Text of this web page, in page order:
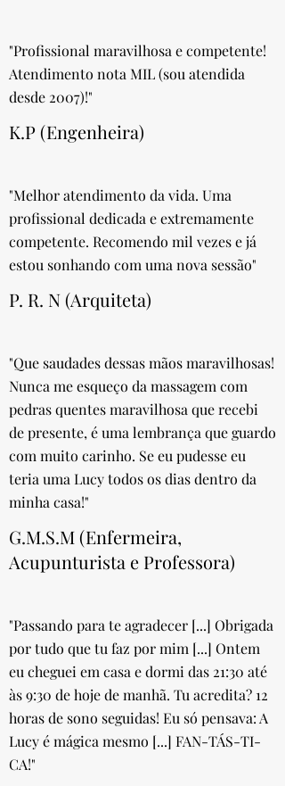
"Profissional maravilhosa e competente!
Atendimento nota MIL (sou atendida
desde 2007)!"
K.P (Engenheira)
"Melhor atendimento da vida. Uma
profissional dedicada e extremamente
competente. Recomendo mil vezes e já
estou sonhando com uma nova sessão"
P. R. N (Arquiteta)
"Que saudades dessas mãos maravilhosas!
Nunca me esqueço da massagem com
pedras quentes maravilhosa que recebi
de presente, é uma lembrança que guardo
com muito carinho. Se eu pudesse eu
teria uma Lucy todos os dias dentro da
minha casa!"
G.M.S.M (Enfermeira,
Acupunturista e Professora)
"Passando para te agradecer [...] Obrigada
por tudo que tu faz por mim [...] Ontem
eu cheguei em casa e dormi das 21:30 até
às 9:30 de hoje de manhã. Tu acredita? 12
horas de sono seguidas! Eu só pensava: A
Lucy é mágica mesmo [...] FAN-TÁS-TI-
CA!"